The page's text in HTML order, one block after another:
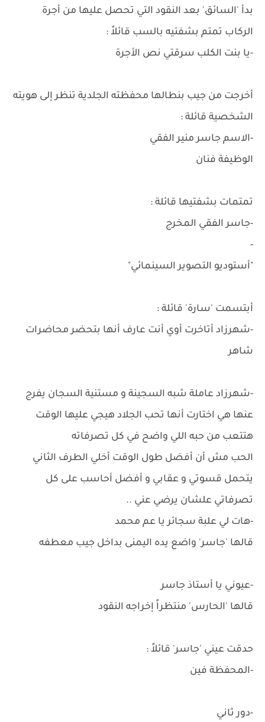
بدأ 'السائق' بعد النقود التي تحصل عليها من أجرة
الركاب تمتم بشفتيه بالسب قائلاً :
-يا بنت الكلب سرقتي نص الأجرة
أخرجت من جيب بنطالها محفظته الجلدية تنظر إلى هويته
الشخصية قائلة :
-الاسم جاسر منير الفقي
الوظيفة فنان
تمتمات بشفتيها قائلة :
-جاسر الفقي المخرج
-
"أستوديو التصوير السينمائي"
أبتسمت 'سارة' قائلة :
-شهرزاد أتاخرت أوي أنت عارف أنها بتحضر محاضرات
شاهر
-شهرزاد عاملة شبه السجينة و مستنية السجان يفرج
عنها هي اختارت أنها تحب الجلاد هيجي عليها الوقت
هتتعب من حبه اللي واضح في كل تصرفاته
الحب مش أن أفضل طول الوقت أخلي الطرف الثاني
يتحمل قسوتي و عقابي و أفضل أحاسب على كل
تصرفاتي علشان يرضي عني ..
-هات لي علبة سجائر يا عم محمد
قالها 'جاسر' واضع يده اليمنى بداخل جيب معطفه
-عيوني يا أستاذ جاسر
قالها 'الحارس' منتظراً إخراجه النقود
حدقت عيني 'جاسر' قائلاً :
-المحفظة فين
-دور ثاني